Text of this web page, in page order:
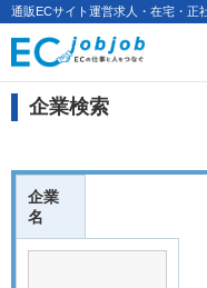
通販ECサイト運営求人・在宅・正
企業検索
企業
名